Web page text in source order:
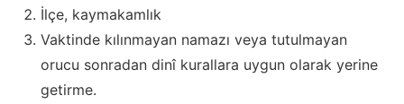
İlçe, kaymakamlık
Vaktinde kılınmayan namazı veya tutulmayan
orucu sonradan dinî kurallara uygun olarak yerine
getirme.